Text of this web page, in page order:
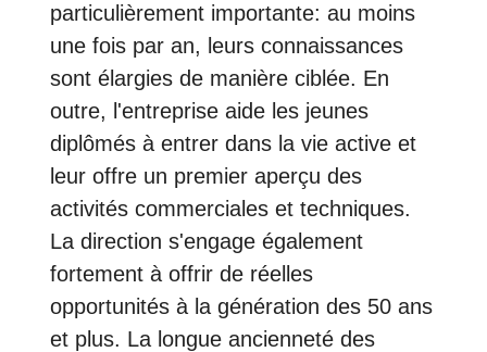
particulièrement importante: au moins
une fois par an, leurs connaissances
sont élargies de manière ciblée. En
outre, l'entreprise aide les jeunes
diplômés à entrer dans la vie active et
leur offre un premier aperçu des
activités commerciales et techniques.
La direction s'engage également
fortement à offrir de réelles
opportunités à la génération des 50 ans
et plus. La longue ancienneté des